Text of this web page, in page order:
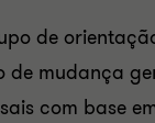
de
de mudança
com base